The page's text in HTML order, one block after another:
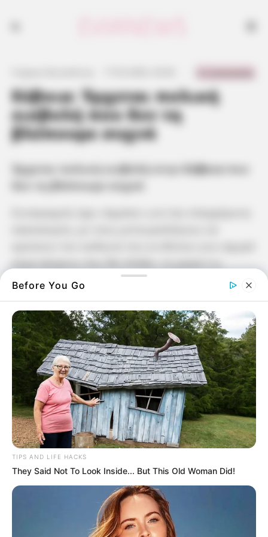
Εύβοια: Έρχεται πολική
εισβολή που δεν τη
βλέπουμε συχνά
Έρχεται πολική εισβολή στην Εύβοια
κύμα ψύχους που θα πλήξει τη χώρα τις
επόμενες ημέρες.
θα βρεθεί αντιμέτωπη με μια σφοδρή «πολική
εισβολή», η οποία θα φέρει πυκνές
χιονοπτώσεις και ιδιαίτερα χαμηλές
θερμοκρασίες, αιφνιδιάζοντας πολλές
περιοχές.
Before You Go
TIPS AND LIFE HACKS
They Said Not To Look Inside... But This Old Woman Did!